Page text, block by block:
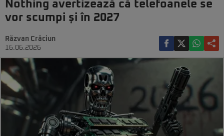
Nothing avertizează că telefoanele se
vor scumpi și în 2027
Răzvan Crăciun
16.06.2026